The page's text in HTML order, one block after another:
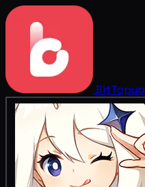
BitTopup